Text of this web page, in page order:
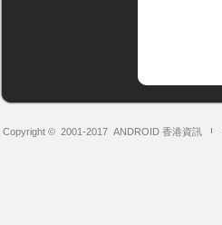
Copyright © 2001-2017 ANDROID 香港資訊